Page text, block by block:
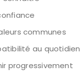
communes
au quotidien
progressivement